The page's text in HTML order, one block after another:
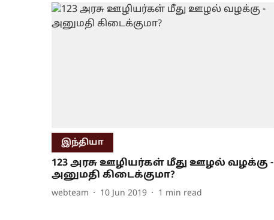
இந்தியா
123 அரசு ஊழியர்கள் மீது ஊழல் வழக்கு -
அனுமதி கிடைக்குமா?
webteam 10 Jun 2019 1 min read